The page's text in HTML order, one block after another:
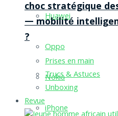
Huawei
Oppo
Nokia
iPhone
choc stratégique
— mobilité
?
Prises en main
Trucs & Astuces
Unboxing
Revue